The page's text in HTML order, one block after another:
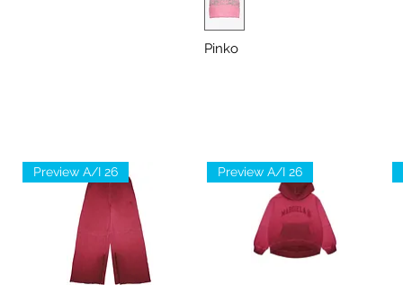
Pinko
Preview A/I 26 Preview A/I 26